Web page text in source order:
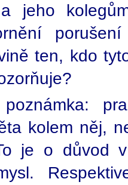
jeho
ten, kdo
kolem něj,
je o důvod